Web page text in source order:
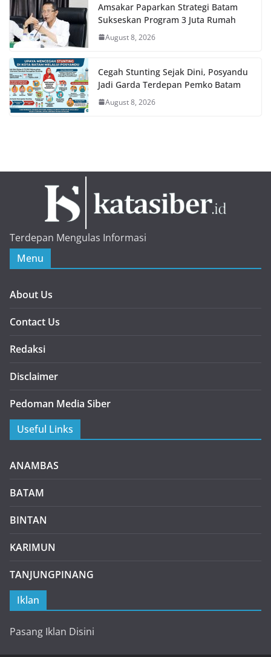
Amsakar Paparkan Strategi Batam
Sukseskan Program 3 Juta Rumah
August 8, 2026
Cegah Stunting Sejak Dini, Posyandu
Jadi Garda Terdepan Pemko Batam
August 8, 2026
Terdepan Mengulas Informasi
Menu
About Us
Contact Us
Redaksi
Disclaimer
Pedoman Media Siber
Useful Links
ANAMBAS
BATAM
BINTAN
KARIMUN
TANJUNGPINANG
Iklan
Pasang Iklan Disini